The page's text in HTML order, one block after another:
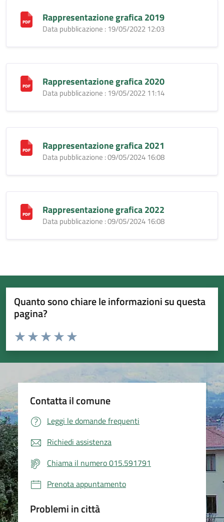
Rappresentazione grafica 2019
Data pubblicazione : 19/05/2022 12:03
Rappresentazione grafica 2020
Data pubblicazione : 19/05/2022 11:14
Rappresentazione grafica 2021
Data pubblicazione : 09/05/2024 16:08
Rappresentazione grafica 2022
Data pubblicazione : 09/05/2024 16:08
Quanto sono chiare le informazioni su questa
pagina?
Valuta da 1 a 5 stelle la pagina
Valuta 5 stelle su 5
Valuta 4 stelle su 5
Valuta 3 stelle su 5
Valuta 2 stelle su 5
Valuta 1 stelle su 5
Contatta il comune
Leggi le domande frequenti
Richiedi assistenza
Chiama il numero 015.591791
Prenota appuntamento
Problemi in città